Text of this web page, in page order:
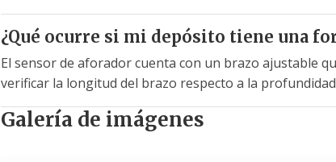
¿Qué ocurre si mi depósito tiene una
El sensor de aforador cuenta con un brazo ajustable
verificar la longitud del brazo respecto a la
Galería de imágenes